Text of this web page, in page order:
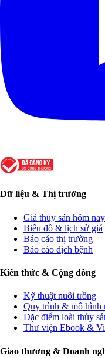
Dữ liệu & Thị trường
Giá thủy sản hôm nay
Biểu đồ & lịch sử giá
Báo cáo thị trường
Báo cáo dịch bệnh
Kiến thức & Cộng đồng
Kỹ thuật nuôi trồng
Quy trình & mô hình
Đặc điểm loài thủy
Thư viện Ebook &
Giao thương & Doanh